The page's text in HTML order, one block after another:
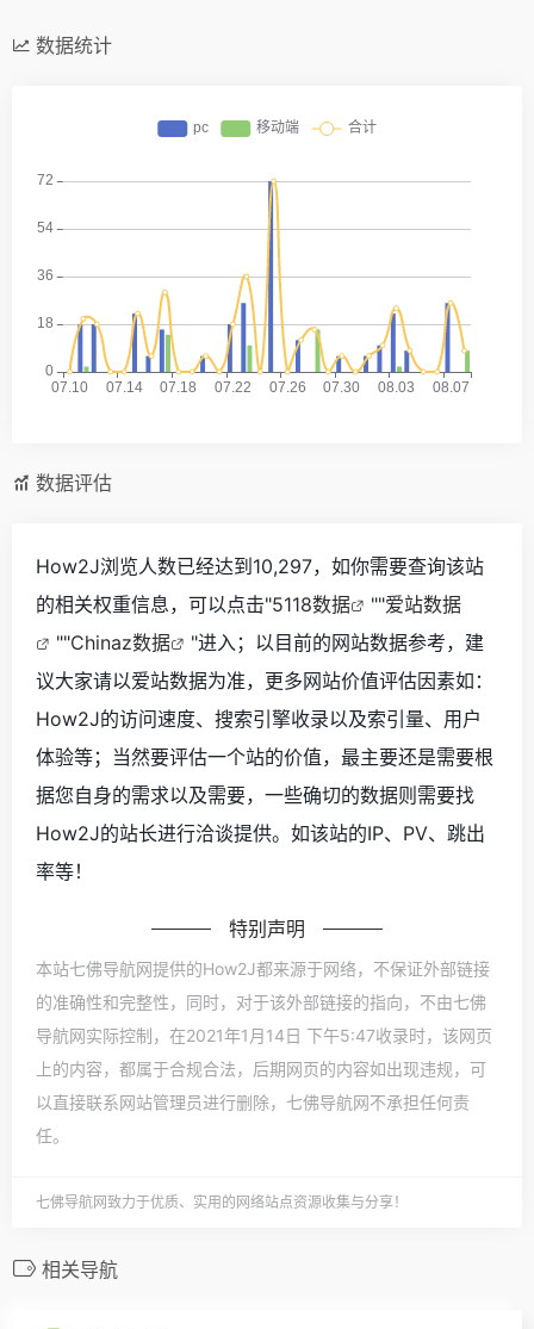
数据统计
数据评估
How2J浏览人数已经达到10,297，如你需要查询该站
的相关权重信息，可以点击"5118数据 ""爱站数据
""Chinaz数据
"进入；以目前的网站数据参考，建
议大家请以爱站数据为准，更多网站价值评估因素如：
How2J的访问速度、搜索引擎收录以及索引量、用户
体验等；当然要评估一个站的价值，最主要还是需要根
据您自身的需求以及需要，一些确切的数据则需要找
How2J的站长进行洽谈提供。如该站的IP、PV、跳出
率等！
特别声明
本站七佛导航网提供的How2J都来源于网络，不保证外部链接
的准确性和完整性，同时，对于该外部链接的指向，不由七佛
导航网实际控制，在2021年1月14日 下午5:47收录时，该网页
上的内容，都属于合规合法，后期网页的内容如出现违规，可
以直接联系网站管理员进行删除，七佛导航网不承担任何责
任。
七佛导航网致力于优质、实用的网络站点资源收集与分享！
相关导航